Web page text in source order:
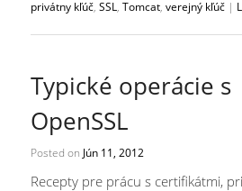
privátny kľúč,SSL,Tomcat,verejný kľúč |
Typické operácie s
OpenSSL
Posted on Jún 11, 2012
Recepty pre prácu s certifikátmi,